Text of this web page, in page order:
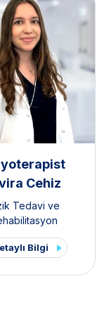
Cehiz
Tedavi ve
Bilgi